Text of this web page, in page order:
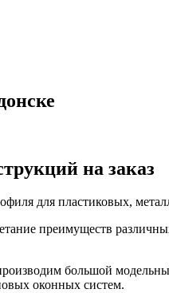
на заказ
для пластиковых,
преимуществ
большой
оконных систем.